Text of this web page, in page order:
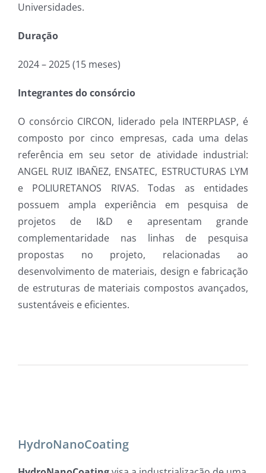
Universidades.
Duração
2024 – 2025 (15 meses)
Integrantes do consórcio
O consórcio CIRCON, liderado pela INTERPLASP, é
composto por cinco empresas, cada uma delas
referência em seu setor de atividade industrial:
ANGEL RUIZ IBAÑEZ, ENSATEC, ESTRUCTURAS LYM
e POLIURETANOS RIVAS. Todas as entidades
possuem ampla experiência em pesquisa de
projetos de I&D e apresentam grande
complementaridade nas linhas de pesquisa
propostas no projeto, relacionadas ao
desenvolvimento de materiais, design e fabricação
de estruturas de materiais compostos avançados,
sustentáveis e eficientes.
HydroNanoCoating